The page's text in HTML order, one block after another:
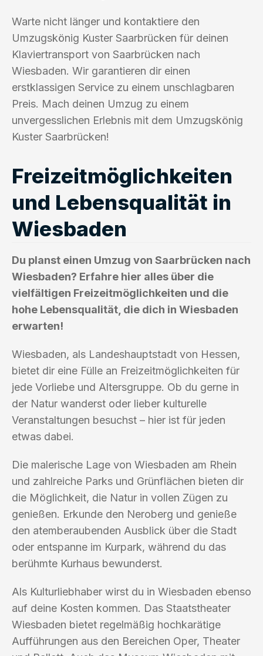
Warte nicht länger und kontaktiere den
Umzugskönig Kuster Saarbrücken für deinen
Klaviertransport von Saarbrücken nach
Wiesbaden. Wir garantieren dir einen
erstklassigen Service zu einem unschlagbaren
Preis. Mach deinen Umzug zu einem
unvergesslichen Erlebnis mit dem Umzugskönig
Kuster Saarbrücken!
Freizeitmöglichkeiten
und Lebensqualität in
Wiesbaden
Du planst einen Umzug von Saarbrücken nach
Wiesbaden? Erfahre hier alles über die
vielfältigen Freizeitmöglichkeiten und die
hohe Lebensqualität, die dich in Wiesbaden
erwarten!
Wiesbaden, als Landeshauptstadt von Hessen,
bietet dir eine Fülle an Freizeitmöglichkeiten für
jede Vorliebe und Altersgruppe. Ob du gerne in
der Natur wanderst oder lieber kulturelle
Veranstaltungen besuchst – hier ist für jeden
etwas dabei.
Die malerische Lage von Wiesbaden am Rhein
und zahlreiche Parks und Grünflächen bieten dir
die Möglichkeit, die Natur in vollen Zügen zu
genießen. Erkunde den Neroberg und genieße
den atemberaubenden Ausblick über die Stadt
oder entspanne im Kurpark, während du das
berühmte Kurhaus bewunderst.
Als Kulturliebhaber wirst du in Wiesbaden ebenso
auf deine Kosten kommen. Das Staatstheater
Wiesbaden bietet regelmäßig hochkarätige
Aufführungen aus den Bereichen Oper, Theater